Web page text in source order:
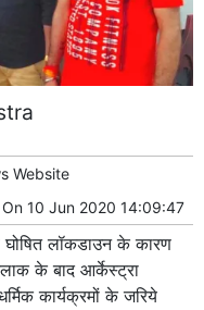
Website
On 10 Jun 2020 14:09:47
लॉकडाउन के कारण
के बाद आर्केस्ट्रा
कार्यक्रमों के जरिये